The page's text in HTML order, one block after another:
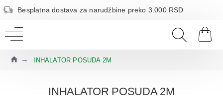
Besplatna dostava za narudžbine preko 3.000 RSD
INHALATOR POSUDA 2M
INHALATOR POSUDA 2M